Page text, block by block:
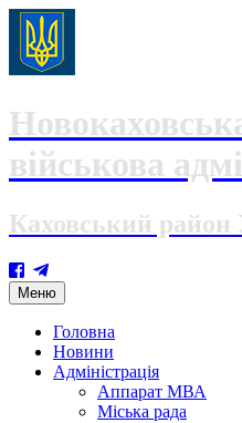
військова
Каховський район
Меню Skip
to
content
Головна
Новини
Адміністрація
Аппарат МВА
Міська рада